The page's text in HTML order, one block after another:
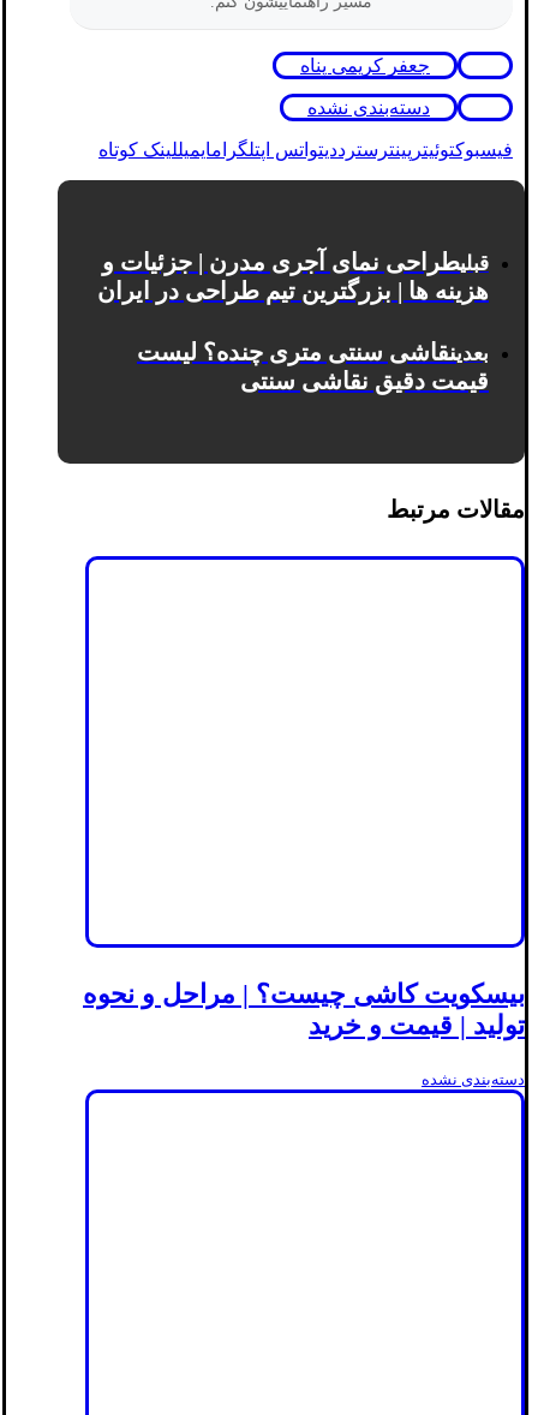
جعفر کریمی پناه
دسته‌بندی نشده
فیسبوکتوئیتر پینترسترددیتواتس اپتلگرامایمیللینک کوتاه
قبلیطراحی نمای آجری مدرن | جزئیات و
هزینه ها | بزرگترین تیم طراحی در ایران
بعدینقاشی سنتی متری چنده؟ لیست
قیمت دقیق نقاشی سنتی
مقالات مرتبط
بیسکویت کاشی چیست؟ | مراحل و نحوه
تولید | قیمت و خرید
دسته‌بندی نشده